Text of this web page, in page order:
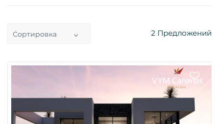
Сортировка 2 Предложений